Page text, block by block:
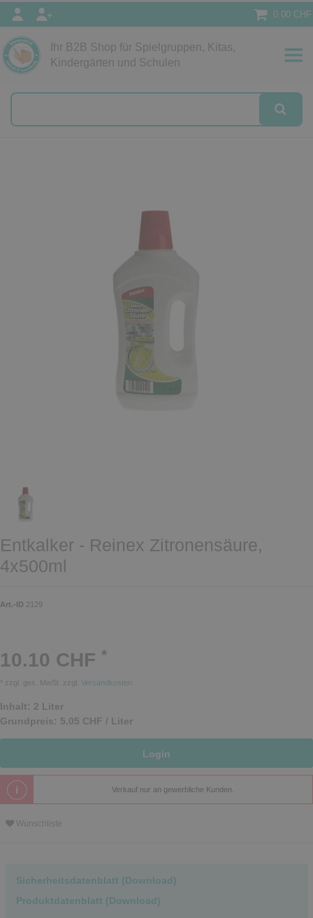
0.00 CHF
Ihr B2B Shop für Spielgruppen, Kitas,
Kindergärten und Schulen
Papeterie
Entkalker - Reinex Zitronensäure,
4x500ml
Art.-ID 2129
10.10 CHF *
* zzgl. ges. MwSt. zzgl. Versandkosten
Inhalt: 2 Liter
Grundpreis: 5.05 CHF / Liter
Login
Verkauf nur an gewerbliche Kunden.
Wunschliste
Sicherheitsdatenblatt (Download)
Produktdatenblatt (Download)